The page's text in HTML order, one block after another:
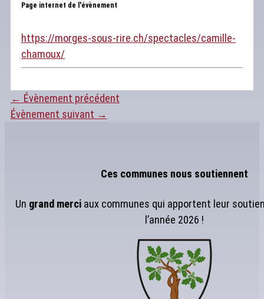
Page internet de l'évènement
https://morges-sous-rire.ch/spectacles/camille-
chamoux/
← Évènement précédent
Évènement suivant →
Ces communes nous soutiennent
Un grand merciaux communes qui apportent leur soutien
l’année 2026 !